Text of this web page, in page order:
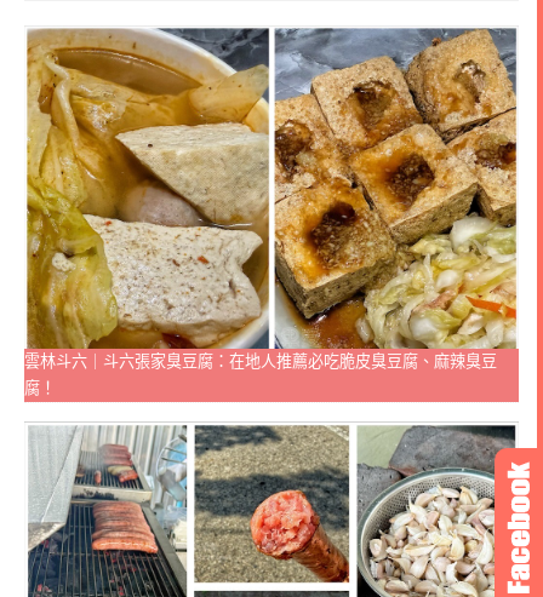
雲林斗六｜斗六張家臭豆腐：在地人推薦必吃脆皮臭豆腐、麻辣臭豆
腐！